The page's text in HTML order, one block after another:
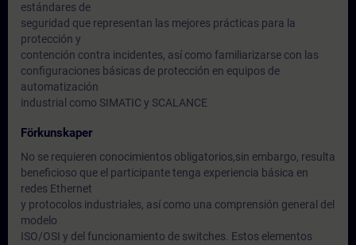
estándares de
seguridad que representan las mejores prácticas para la
protección y
contención contra incidentes, así como familiarizarse con las
configuraciones básicas de protección en equipos de
automatización
industrial como SIMATIC y SCALANCE
Förkunskaper
No se requieren conocimientos obligatorios,sin embargo, resulta
beneficioso que el participante tenga experiencia básica en
redes Ethernet
y protocolos industriales, así como una comprensión general del
modelo
ISO/OSI y del funcionamiento de switches. Estos elementos